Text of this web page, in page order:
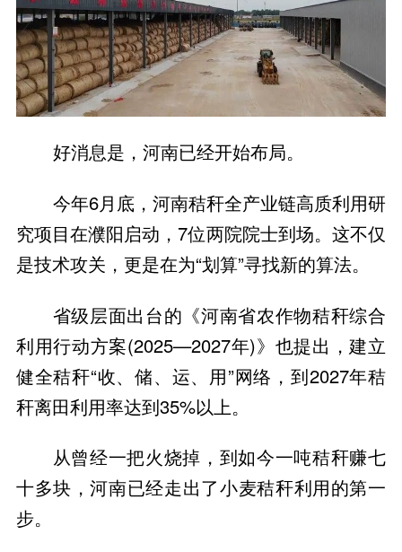
好消息是，河南已经开始布局。
今年6月底，河南秸秆全产业链高质利用研
究项目在濮阳启动，7位两院院士到场。这不仅
是技术攻关，更是在为“划算”寻找新的算法。
省级层面出台的《河南省农作物秸秆综合
利用行动方案(2025—2027年)》也提出，建立
健全秸秆“收、储、运、用”网络，到2027年秸
秆离田利用率达到35%以上。
从曾经一把火烧掉，到如今一吨秸秆赚七
十多块，河南已经走出了小麦秸秆利用的第一
步。